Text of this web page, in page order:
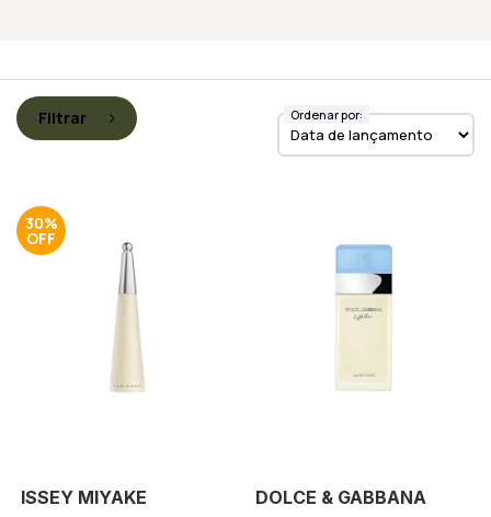
Filtrar Ordenar por:
30%
ISSEY MIYAKE DOLCE & GABBANA